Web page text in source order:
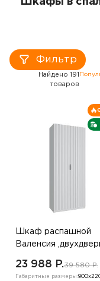
Фильтр
Найдено 191
товаров
Шкаф распашной
Валенсия
23 988 P.39 580 P.
Габаритные размеры: